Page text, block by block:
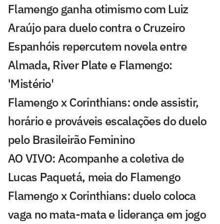
Flamengo ganha otimismo com Luiz
Araújo para duelo contra o Cruzeiro
Espanhóis repercutem novela entre
Almada, River Plate e Flamengo:
'Mistério'
Flamengo x Corinthians: onde assistir,
horário e prováveis escalações do duelo
pelo Brasileirão Feminino
AO VIVO: Acompanhe a coletiva de
Lucas Paquetá, meia do Flamengo
Flamengo x Corinthians: duelo coloca
vaga no mata-mata e liderança em jogo